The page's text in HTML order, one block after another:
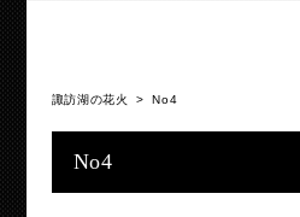
諏訪湖の花火 >No4
No4